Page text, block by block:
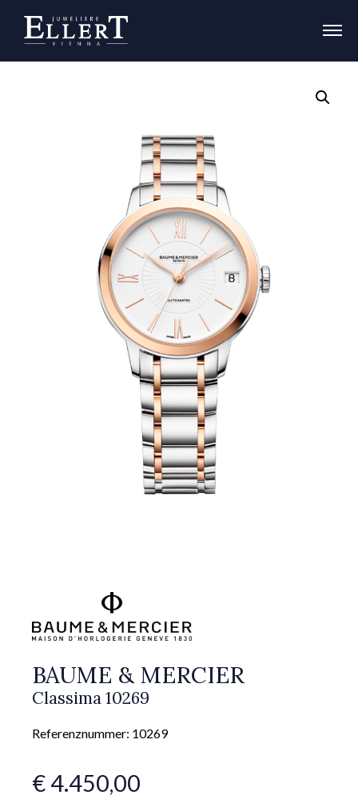
BAUME & MERCIER
Classima 10269
Referenznummer: 10269
€ 4.450,00